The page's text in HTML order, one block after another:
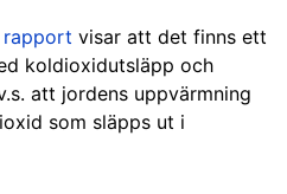
rapport visar att det finns ett
koldioxidutsläpp och
att jordens uppvärmning
som släpps ut i